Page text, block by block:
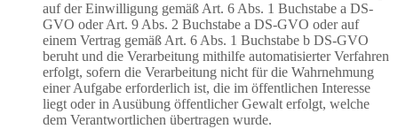
auf der Einwilligung gemäß Art. 6 Abs. 1 Buchstabe a DS-
GVO oder Art. 9 Abs. 2 Buchstabe a DS-GVO oder auf
einem Vertrag gemäß Art. 6 Abs. 1 Buchstabe b DS-GVO
beruht und die Verarbeitung mithilfe automatisierter Verfahren
erfolgt, sofern die Verarbeitung nicht für die Wahrnehmung
einer Aufgabe erforderlich ist, die im öffentlichen Interesse
liegt oder in Ausübung öffentlicher Gewalt erfolgt, welche
dem Verantwortlichen übertragen wurde.